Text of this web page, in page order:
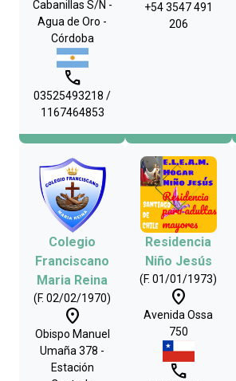
Cabanillas S/N -
Agua de Oro -
Córdoba
phone
03525493218 /
1167464853
+54 3547 491
206
Colegio
Franciscano
Maria Reina
(F. 02/02/1970)
place
Obispo Manuel
Umaña 378 -
Estación
Residencia
Niño Jesús
(F. 01/01/1973)
place
Avenida Ossa
750
phone